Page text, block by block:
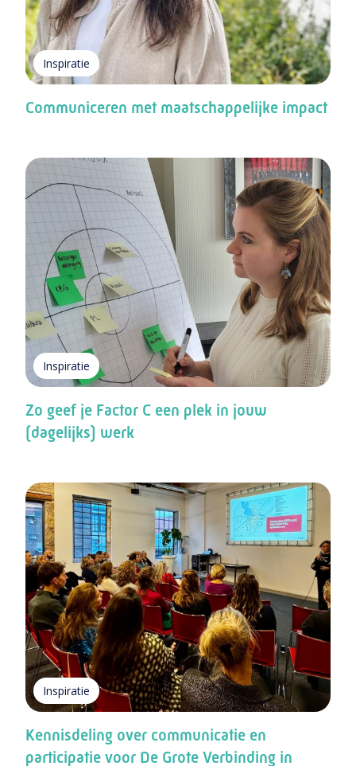
Inspiratie
Communiceren met maatschappelijke impact
Inspiratie
Zo geef je Factor C een plek in jouw
(dagelijks) werk
Inspiratie
Kennisdeling over communicatie en
participatie voor De Grote Verbinding in